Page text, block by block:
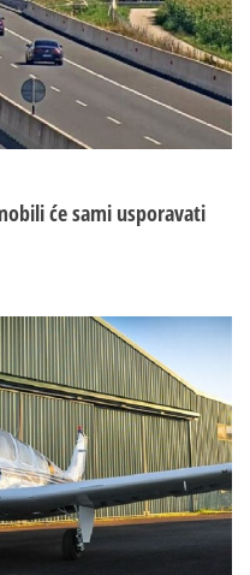
će sami usporavati